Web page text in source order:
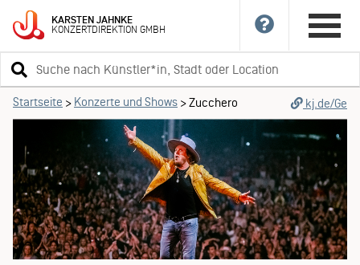
KARSTENJAHNKE
KONZERTDIREKTIONGMBH
Suchbegriff
eingeben
Startseite > Konzerte und Shows >Zucchero kj.de/Ge